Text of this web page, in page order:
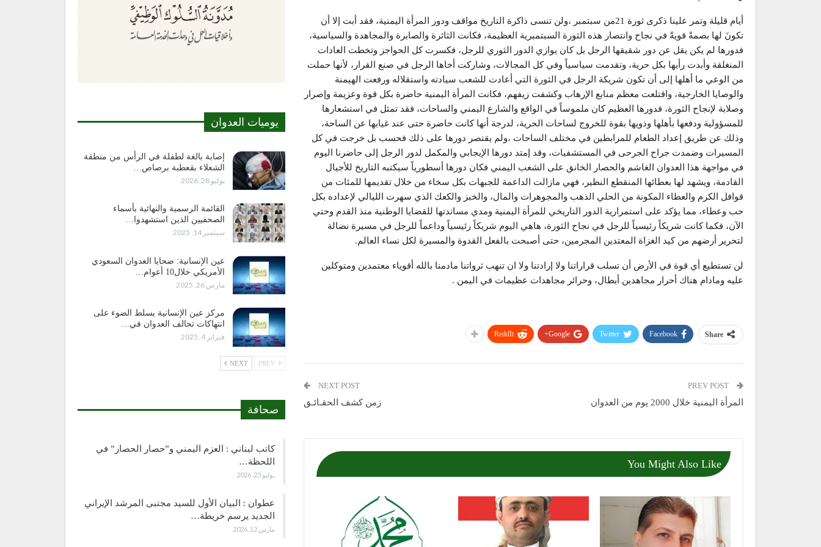
أيام قليلة وتمر علينا ذكرى ثورة 21من سبتمبر ،ولن تنسى ذاكرة التاريخ مواقف ودور المرأة اليمنية، فقد أبت إلا أن
تكونَ لها بصمةً قويةً في نجاح وانتصار هذه الثورة السبتمبرية العظيمة، فكانت الثائرة والصابرة والمجاهدة والسياسية،
فدورها لم يكن يقل عن دور شقيقها الرجل بل كان يوازي الدور الثوري للرجل، فكسرت كل الحواجز وتخطت العادات
المنغلقة وأبدت رأيها بكل حرية، وتقدمت سياسياً وفي كل المجالات، وشاركت أخاها الرجل في صنع القرار، لأنها حملت
من الوعي ما أهلها إلى أن تكون شريكة الرجل في الثورة التي أعادت للشعب سيادته واستقلاله ورفعت الهيمنة
والوصايا الخارجية، واقتلعت معظم منابع الإرهاب وكشفت زيفهم، فكانت المرأة اليمنية حاضرة بكل قوة وعزيمة وإصرار
وصلابة لإنجاح الثورة، فدورها العظيم كان ملموساً في الواقع والشارع اليمني والساحات، فقد تمثل في استشعارها
للمسؤولية ودفعها بأهلها وذويها بقوة للخروج لساحات الحرية، لدرجة أنها كانت حاضرة حتى عند غيابها عن الساحة،
وذلك عن طريق إعداد الطعام للمرابطين في مختلف الساحات ،ولم يقتصر دورها على ذلك فحسب بل خرجت في كل
المسيرات وضمدت جراح الجرحى في المستشفيات، وقد إمتد دورها الإيجابي والمكمل لدور الرجل إلى حاضرنا اليوم
في مواجهة هذا العدوان الغاشم والحصار الخانق على الشعب اليمني فكان دورها أسطورياً سيكتبه التاريخ للأجيال
القادمة، ويشهد لها بعطائها المنقطع النظير، فهي مازالت الداعمة للجبهات بكل سخاء من خلال تقديمها للمئات من
قوافل الكرم والعطاء المكونة من الحلي الذهب والمجوهرات والمال، والخبز والكعك الذي سهرت الليالي لإعداده بكل
حب وعطاء، مما يؤكد على استمرارية الدور التاريخي للمرأة اليمنية ومدي مساندتها للقضايا الوطنية منذ القدم وحتي
الآن، فكما كانت شريكاً رئيسياً للرجل في نجاح الثورة، هاهي اليوم شريكاً رئيسياً وداعماً للرجل في مسيرة نضالة
لتحرير أرضهم من كيد الغزاة المعتدين المجرمين، حتى أصبحت بالفعل القدوة والمسيرة لكل نساء العالم.
لن تستطيع أي قوة في الأرض أن تسلب قراراتنا ولا إرادتنا ولا ان تنهب ثرواتنا مادمنا بالله أقوياء معتمدين ومتوكلين
عليه ومادام هناك أحرار مجاهدين أبطال، وحرائر مجاهدات عظيمات في اليمن .
Share
Facebook
Twitter
Google+
ReddIt
المرأة اليمنية خلال 2000 يوم من العدوان
NEXT POST
زمن كشف الحقـائـق
You Might Also Like
يوميات العدوان
إصابة بالغة لطفلة في الرأس من منطقة
الشعلاء بقعطبة برصاص…
يوليو 28, 2026
القائمة الرسمية والنهائية بأسماء
الصحفيين الذين استشهدوا…
سبتمبر 14, 2025
عين الإنسانية: ضحايا العدوان السعودي
الأمريكي خلال10 أعوام…
مارس 26, 2025
مركز عين الإنسانية يسلط الضوء على
انتهاكات تحالف العدوان في…
فبراير 4, 2025
NEXT
صحافة
كاتب لبناني : العزم اليمني و”حصار الحصار” في
اللحظة…
يوليو 23, 2026
عطوان : البيان الأول للسيد مجتبى المرشد الإيراني
الجديد يرسم خريطة…
مارس 12, 2026